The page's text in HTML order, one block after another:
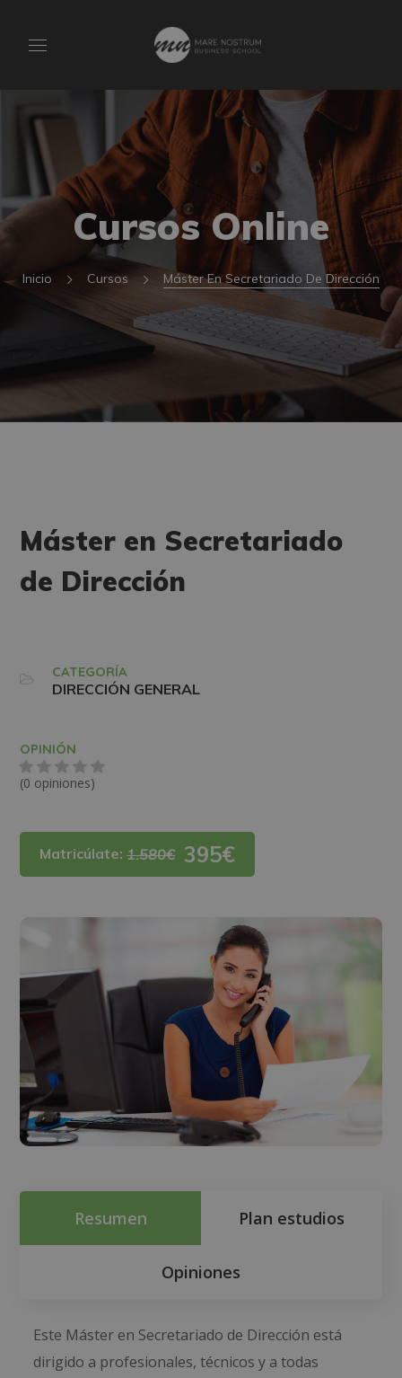
Cursos Online
Inicio Cursos Máster En Secretariado De Dirección
Máster en Secretariado
de Dirección
CATEGORÍA
DIRECCIÓN GENERAL
OPINIÓN
(0 opiniones)
Matricúlate:1.580€ 395€
Resumen Plan estudios
Opiniones
Este Máster en Secretariado de Dirección está
dirigido a profesionales, técnicos y a todas